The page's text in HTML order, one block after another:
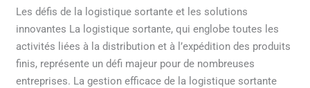
Les défis de la logistique sortante et les solutions
innovantes La logistique sortante, qui englobe toutes les
activités liées à la distribution et à l’expédition des produits
finis, représente un défi majeur pour de nombreuses
entreprises. La gestion efficace de la logistique sortante
les
solutions
innovantes